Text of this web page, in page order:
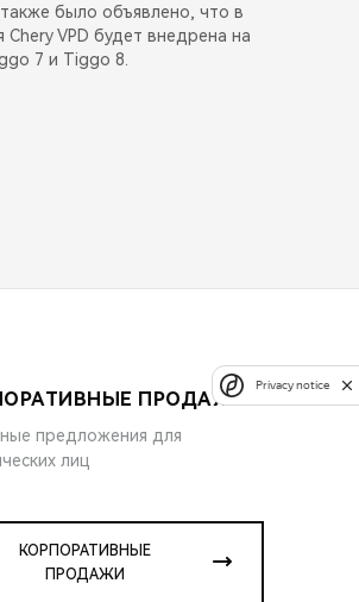
было объявлено, что в
Chery VPD будет внедрена на
7 и Tiggo 8.
ПРОДАЖИ
предложения для
лиц
КОРПОРАТИВНЫЕ
ПРОДАЖИ
Privacy notice